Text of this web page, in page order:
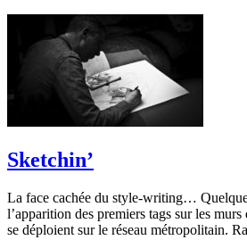
Sketchin’
La face cachée du style-writing…
l’apparition des premiers tags sur les
se déploient sur le réseau métropolitain.